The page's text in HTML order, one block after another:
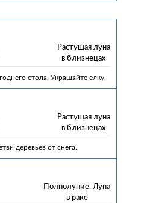
Растущая луна
в близнецах
стола. Украшайте елку.
Растущая луна
в близнецах
деревьев от снега.
Полнолуние. Луна
в раке